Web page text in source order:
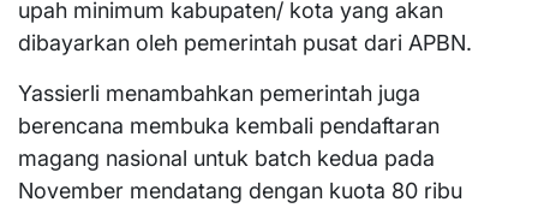
upah minimum kabupaten/ kota yang akan
dibayarkan oleh pemerintah pusat dari APBN.
Yassierli menambahkan pemerintah juga
berencana membuka kembali pendaftaran
magang nasional untuk batch kedua pada
November mendatang dengan kuota 80 ribu